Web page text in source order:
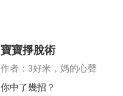
寶寶掙脫術
作者：3好米，媽的心聲
你中了幾招？